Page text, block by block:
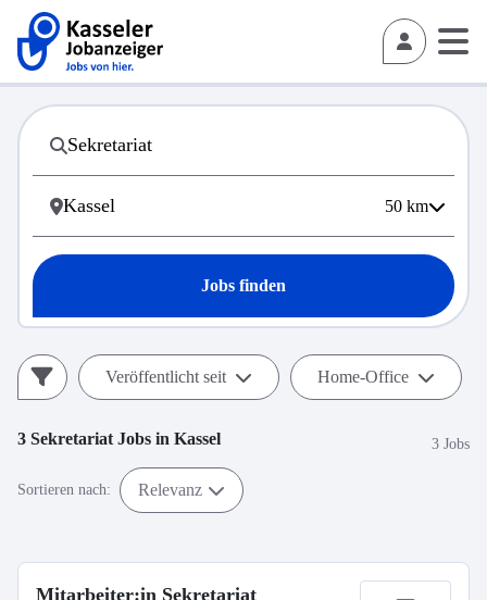
50 km
Jobs finden
Veröffentlicht seit Home-Office
3 Sekretariat Jobs in Kassel 3 Jobs
Sortieren nach: Relevanz
Mitarbeiter:in Sekretariat